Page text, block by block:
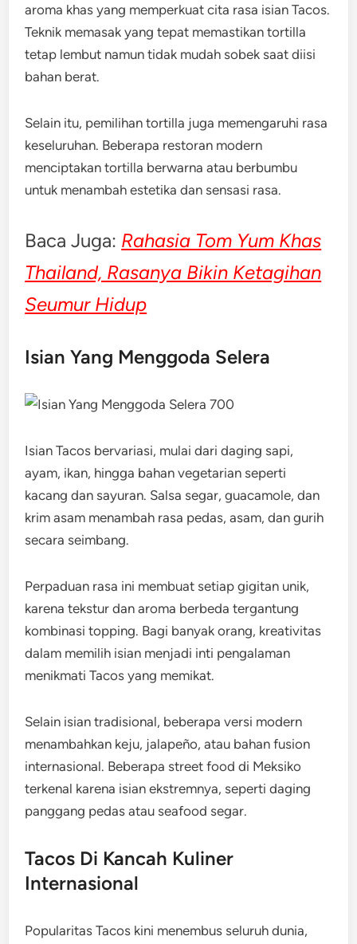
aroma khas yang memperkuat cita rasa isian Tacos.
Teknik memasak yang tepat memastikan tortilla
tetap lembut namun tidak mudah sobek saat diisi
bahan berat.
Selain itu, pemilihan tortilla juga memengaruhi rasa
keseluruhan. Beberapa restoran modern
menciptakan tortilla berwarna atau berbumbu
untuk menambah estetika dan sensasi rasa.
Baca Juga: Rahasia Tom Yum Khas
Thailand, Rasanya Bikin Ketagihan
Seumur Hidup
Isian Yang Menggoda Selera
Isian Tacos bervariasi, mulai dari daging sapi,
ayam, ikan, hingga bahan vegetarian seperti
kacang dan sayuran. Salsa segar, guacamole, dan
krim asam menambah rasa pedas, asam, dan gurih
secara seimbang.
Perpaduan rasa ini membuat setiap gigitan unik,
karena tekstur dan aroma berbeda tergantung
kombinasi topping. Bagi banyak orang, kreativitas
dalam memilih isian menjadi inti pengalaman
menikmati Tacos yang memikat.
Selain isian tradisional, beberapa versi modern
menambahkan keju, jalapeño, atau bahan fusion
internasional. Beberapa street food di Meksiko
terkenal karena isian ekstremnya, seperti daging
panggang pedas atau seafood segar.
Tacos Di Kancah Kuliner
Internasional
Popularitas Tacos kini menembus seluruh dunia,